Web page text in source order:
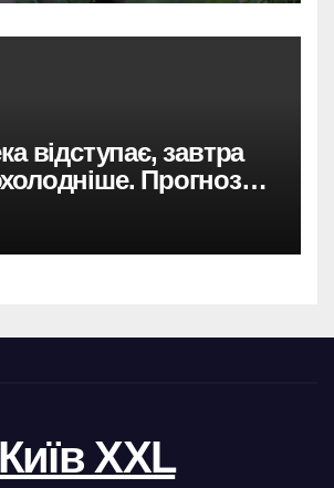
відступає, завтра
Прогноз
Київ XXL